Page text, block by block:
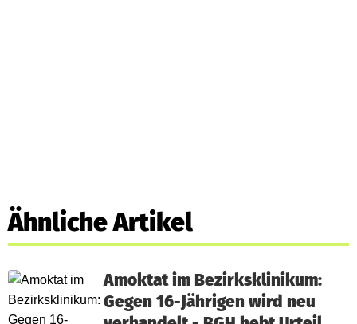
Ähnliche Artikel
Amoktat im Bezirksklinikum:
Gegen 16-Jährigen wird neu